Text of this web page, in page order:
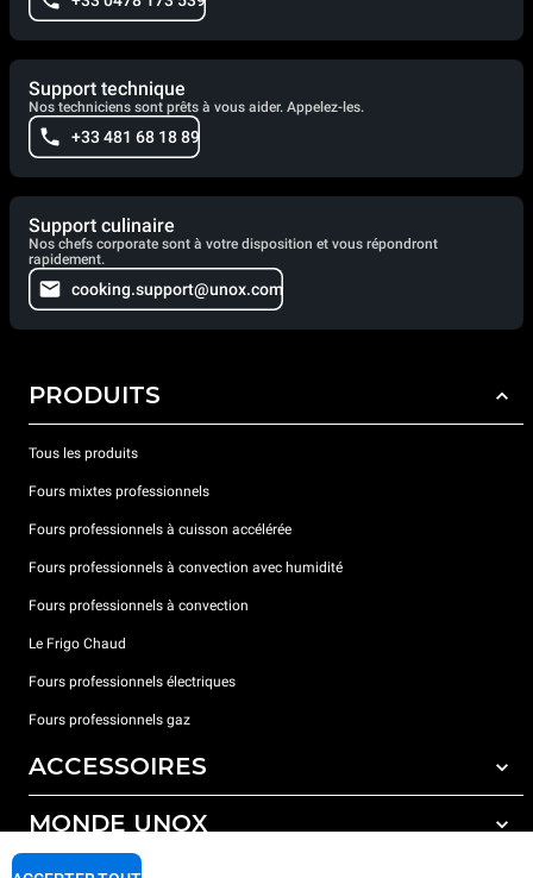
Support technique
Nos techniciens sont prêts à vous aider. Appelez-les.
+33 481 68 18 89
Support culinaire
Nos chefs corporate sont à votre disposition et vous répondront
rapidement.
cooking.support@unox.com
PRODUITS
Tous les produits
Fours mixtes professionnels
Fours professionnels à cuisson accélérée
Fours professionnels à convection avec humidité
Fours professionnels à convection
Le Frigo Chaud
Fours professionnels électriques
Fours professionnels gaz
ACCESSOIRES
Tous les accessoires
Détergents pour lavage automatique
MONDE UNOX